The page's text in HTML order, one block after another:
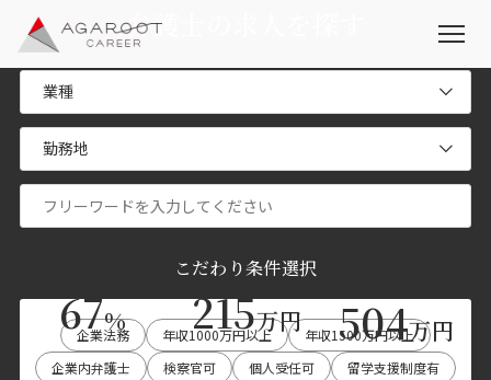
67% 215万円 504万円
弁護士の求人を探す
こだわり条件選択
企業法務 年収1000万円以上
年収1500万円以上
企業内弁護士
検察官可 個人受任可
留学支援制度有